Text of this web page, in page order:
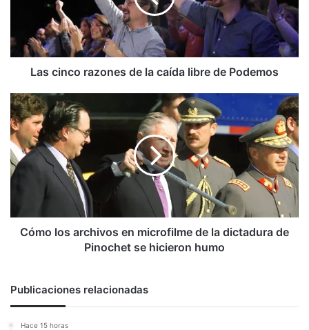
de
Podemos
Las cinco razones de la caída libre de Podemos
Cómo
los
archivos
en
microfilme
de
de
Pinochet
Cómo los archivos en microfilme de la dictadura de
Pinochet se hicieron humo
Publicaciones relacionadas
Hace 15 horas